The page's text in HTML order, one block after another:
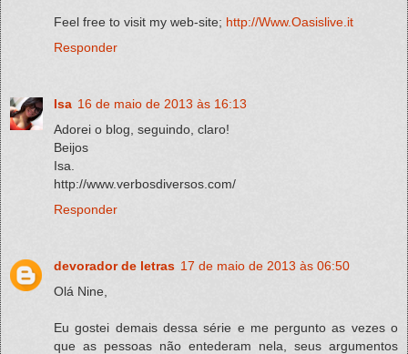
Fеel fгее tο visit mу web-site; http://Www.Oasislive.it
Responder
Isa 16 de maio de 2013 às 16:13
Adorei o blog, seguindo, claro!
Beijos
Isa.
http://www.verbosdiversos.com/
Responder
devorador de letras 17 de maio de 2013 às 06:50
Olá Nine,
Eu gostei demais dessa série e me pergunto as vezes o
que as pessoas não entederam nela, seus argumentos